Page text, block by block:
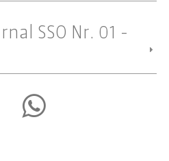
SSO Nr. 01 -